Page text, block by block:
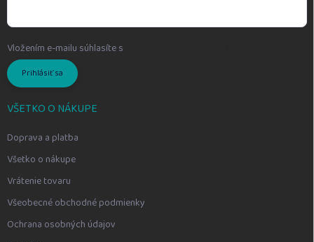
Vložením e-mailu súhlasíte s
Prihlásiť sa
VŠETKO O NÁKUPE
Doprava a platba
Všetko o nákupe
Vrátenie tovaru
Všeobecné obchodné podmienky
Ochrana osobných údajov